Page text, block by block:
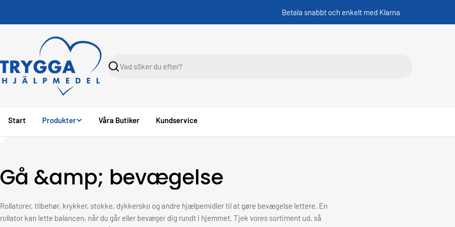
Betala snabbt och enkelt med Klarna
Sök
Start Produkter Våra Butiker Kundservice
K
o
Gå &amp; bevægelse
Rollatorer, tilbehør, krykker, stokke, dykkersko og andre hjælpemidler til at gøre bevægelse lettere. En
rollator kan lette balancen, når du går eller bevæger dig rundt i hjemmet. Tjek vores sortiment ud, så